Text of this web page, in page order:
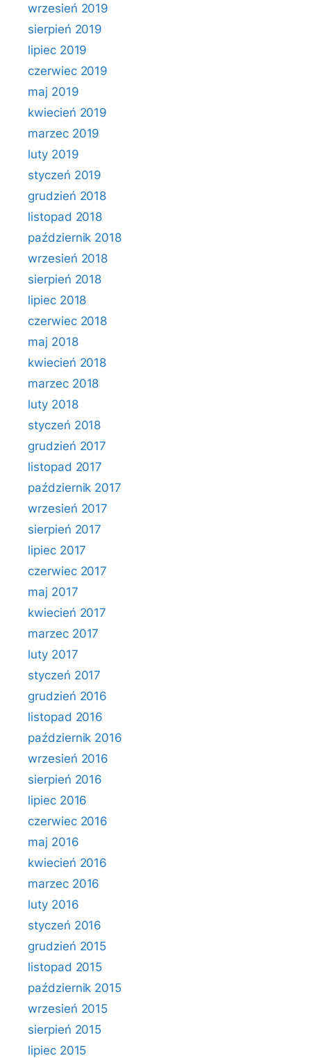
wrzesień 2019
sierpień 2019
lipiec 2019
czerwiec 2019
maj 2019
kwiecień 2019
marzec 2019
luty 2019
styczeń 2019
grudzień 2018
listopad 2018
październik 2018
wrzesień 2018
sierpień 2018
lipiec 2018
czerwiec 2018
maj 2018
kwiecień 2018
marzec 2018
luty 2018
styczeń 2018
grudzień 2017
listopad 2017
październik 2017
wrzesień 2017
sierpień 2017
lipiec 2017
czerwiec 2017
maj 2017
kwiecień 2017
marzec 2017
luty 2017
styczeń 2017
grudzień 2016
listopad 2016
październik 2016
wrzesień 2016
sierpień 2016
lipiec 2016
czerwiec 2016
maj 2016
kwiecień 2016
marzec 2016
luty 2016
styczeń 2016
grudzień 2015
listopad 2015
październik 2015
wrzesień 2015
sierpień 2015
lipiec 2015